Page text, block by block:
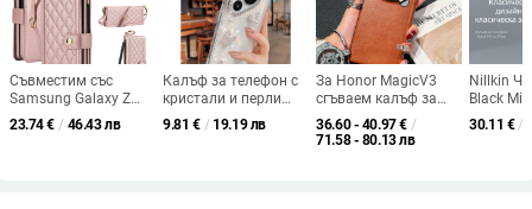
Съвместим със
Samsung Galaxy Z
Fold6 и Z Fold7 —
кожен кейс за
23.74€ / 46.43 лв
Калъф за телефон с
кристали и перли
във форма на
пеперуда за Huawei
9.81 € / 19.19 лв
За Honor MagicV3
сгъваем калъф за
телефон със стойка
за обективи,
36.60 - 40.97€ /
71.58 - 80.13 лв
Nillkin
Black
Vivo
държач
30.11 € /